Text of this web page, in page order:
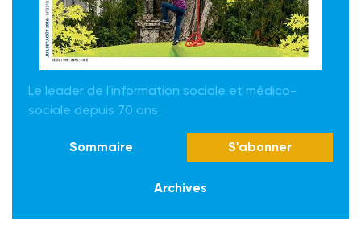
Le leader de l'information sociale et médico-
sociale depuis 70 ans
Sommaire S'abonner
Archives